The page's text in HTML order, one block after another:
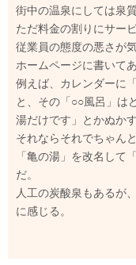
街中の温泉にしては泉
ただ料金の割りにサー
従業員の態度の悪さが気
ホームページに書いて
例えば、カレンダーに
と、その「○○風呂」は
湯だけです」とかぬか
それならそれでちゃん
「亀の湯」を改名して
だ。
人工の炭酸泉もあるが
に感じる。